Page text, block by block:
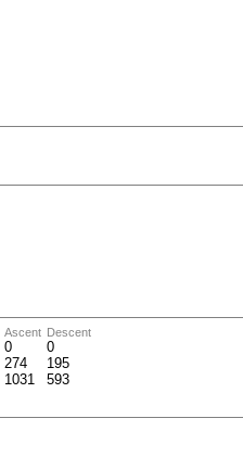
Ascent Descent
0
0
274
195
1031
593